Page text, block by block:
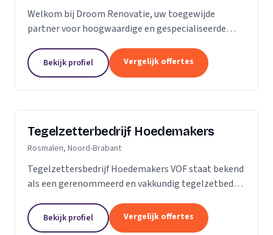
Welkom bij Droom Renovatie, uw toegewijde
partner voor hoogwaardige en gespecialiseerde
is dan slechts een plek; het is een weerspiegeling
van uw...
Bekijk profiel Vergelijk offertes
Tegelzetterbedrijf Hoedemakers
Rosmalen, Noord-Brabant
Tegelzettersbedrijf Hoedemakers VOF staat bekend
als een gerenommeerd en vakkundig tegelzetbedrijf
vloertegels en diverse soorten natuursteen. Grotere
of...
Bekijk profiel Vergelijk offertes